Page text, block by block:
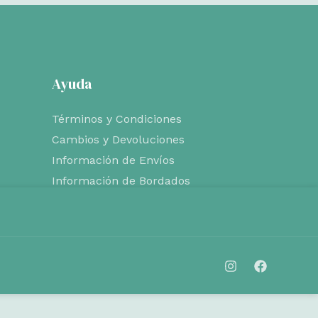
Ayuda
Términos y Condiciones
Cambios y Devoluciones
Información de Envíos
Información de Bordados